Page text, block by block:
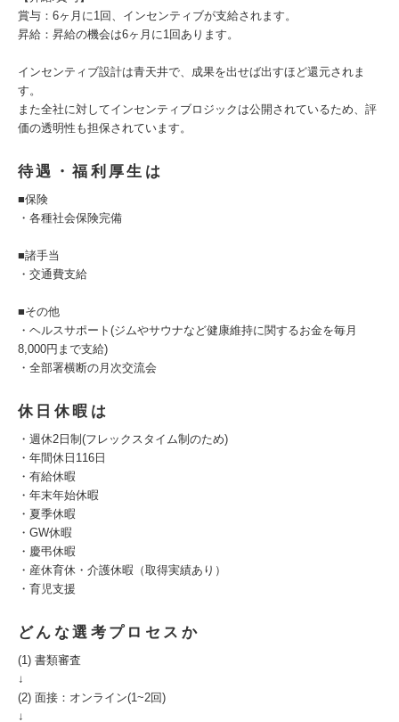
賞与：6ヶ月に1回、インセンティブが支給されます。
昇給：昇給の機会は6ヶ月に1回あります。
インセンティブ設計は青天井で、成果を出せば出すほど還元されま
す。
また全社に対してインセンティブロジックは公開されているため、評
価の透明性も担保されています。
待遇・福利厚生は
■保険
・各種社会保険完備
■諸手当
・交通費支給
■その他
・ヘルスサポート(ジムやサウナなど健康維持に関するお金を毎月
8,000円まで支給)
・全部署横断の月次交流会
休日休暇は
・週休2日制(フレックスタイム制のため)
・年間休日116日
・有給休暇
・年末年始休暇
・夏季休暇
・GW休暇
・慶弔休暇
・産休育休・介護休暇（取得実績あり）
・育児支援
どんな選考プロセスか
(1) 書類審査
↓
(2) 面接：オンライン(1~2回)
↓